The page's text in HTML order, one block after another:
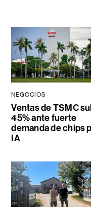
NEGOCIOS
Ventas de TSMC
45% ante fuerte
demanda de chips
IA